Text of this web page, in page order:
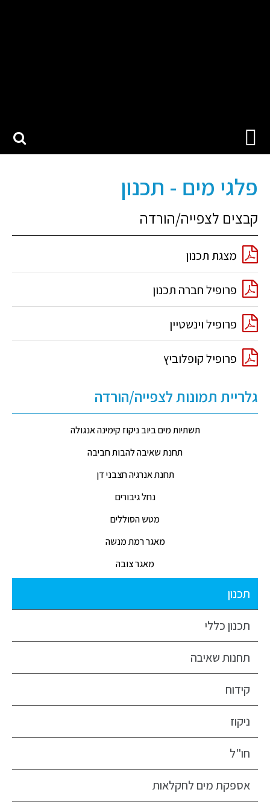
פלגי מים - תכנון
קבצים לצפייה/הורדה
מצגת תכנון
פרופיל חברה תכנון
פרופיל וינשטיין
פרופיל קופלוביץ
גלריית תמונות לצפייה/הורדה
תשתיות מים ביוב ניקוז קימינה אנגולה
תחנת שאיבה להבות חביבה
תחנת אנרגיה חצבני דן
נחל גיבורים
מטש הסוללים
מאגר רמת מנשה
מאגר צובה
תכנון
תכנון כללי
תחנות שאיבה
קידוח
ניקוז
חו"ל
אספקת מים לחקלאות